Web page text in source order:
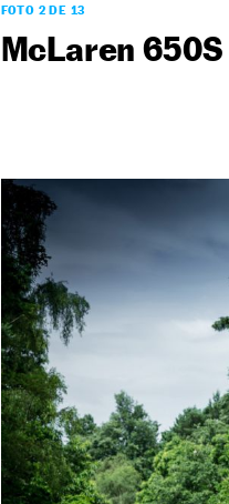
FOTO 2 DE 13
McLaren 650S